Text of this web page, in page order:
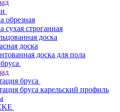
обрезная
сухая строганная
доска
доска
доска для пола
бруса
бруса карельский профиль